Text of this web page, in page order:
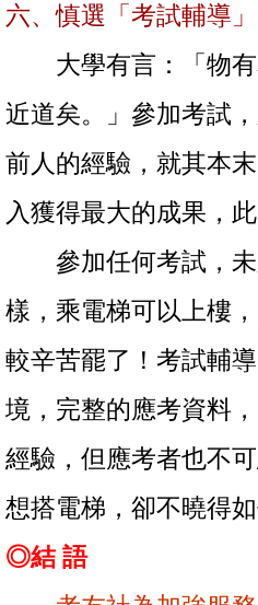
六、慎選「考試輔導
大學有言：「物有
近道矣。」參加考試
前人的經驗，就其本
入獲得最大的成果，
參加任何考試，未
樣，乘電梯可以上樓
較辛苦罷了！考試輔
境，完整的應考資料
經驗，但應考者也不
想搭電梯，卻不曉得
◎結 語